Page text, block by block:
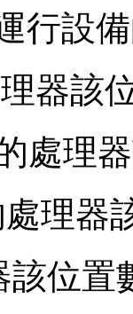
行設
器該
處理
處理器
該位置